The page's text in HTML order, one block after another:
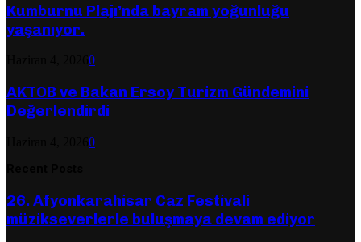
Kumburnu Plajı’nda bayram yoğunluğu
yaşanıyor.
0
AKTOB ve Bakan Ersoy Turizm Gündemini
Değerlendirdi
0
26. Afyonkarahisar Caz Festivali
müzikseverlerle buluşmaya devam ediyor